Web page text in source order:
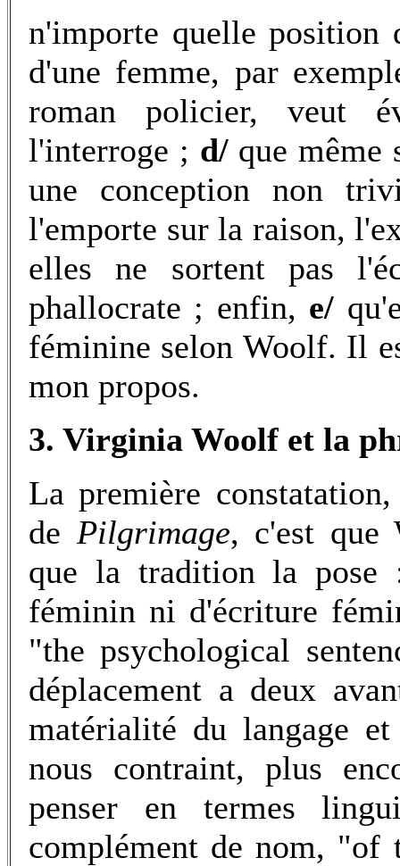
n'importe quelle position
d'une femme, par
roman policier, veut
l'interroge ; d/ que même
une conception non
l'emporte sur la raison,
elles ne sortent pas
phallocrate ; enfin, e/
féminine selon Woolf. Il
mon propos.
3. Virginia Woolf et la
La première
de Pilgrimage, c'est que
que la tradition la pose
féminin ni d'écriture
"the psychological
déplacement a deux
matérialité du langage
nous contraint, plus
penser en termes
complément de nom, "of